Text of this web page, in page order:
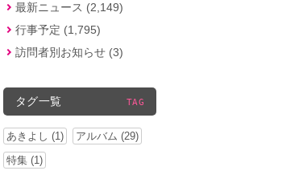
最新ニュース (2,149)
行事予定 (1,795)
訪問者別お知らせ (3)
タグ一覧 TAG
あきよし (1)
アルバム (29)
特集 (1)